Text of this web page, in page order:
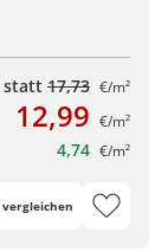
statt 17,73 €/m²
12,99 €/m²
4,74 €/m²
vergleichen